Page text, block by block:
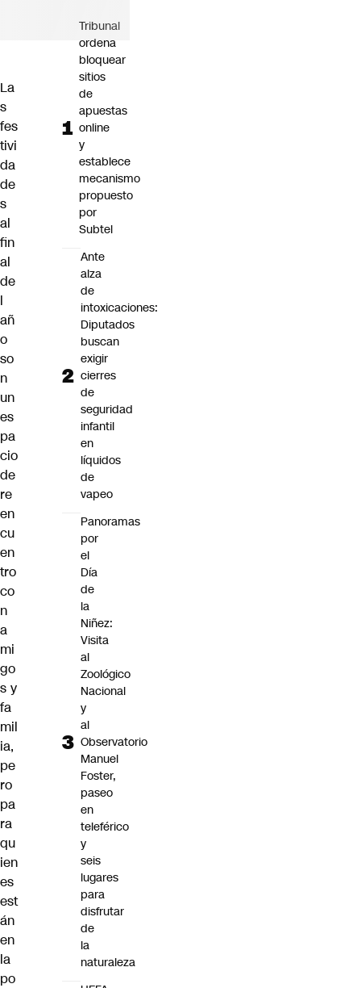
La
s
fes
tivi
da
de
s
al
fin
al
de
l
añ
o
so
n
un
es
pa
cio
de
re
en
cu
en
tro
co
n
a
mi
go
s y
fa
mil
ia,
pe
ro
pa
ra
qu
ien
es
est
án
en
la
po
Tribunal
ordena
bloquear
sitios
de
apuestas
online
y
establece
mecanismo
propuesto
por
Subtel
Ante
alza
de
intoxicaciones:
Diputados
buscan
exigir
cierres
de
seguridad
infantil
en
líquidos
de
vapeo
Panoramas
por
el
Día
de
la
Niñez:
Visita
al
Zoológico
Nacional
y
al
Observatorio
Manuel
Foster,
paseo
en
teleférico
y
seis
lugares
para
disfrutar
de
la
naturaleza